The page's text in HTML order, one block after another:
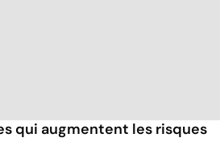
qui augmentent les risques